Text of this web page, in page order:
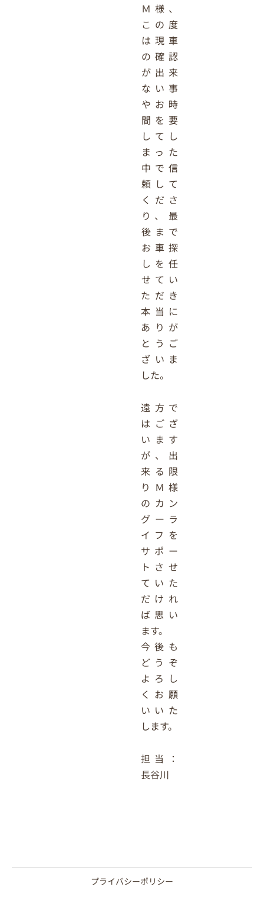
Ｍ様、
この度
は現車
の確認
が出来
ない事
やお時
間を要
してし
まった
中で信
頼して
くださ
り、最
後まで
お車探
しを任
せてい
ただき
本当に
ありが
とうご
ざいま
した。
遠方で
はござ
います
が、出
来る限
りＭ様
のカン
グーラ
イフを
サポー
トさせ
ていた
だけれ
ば思い
ます。
今後も
どうぞ
よろし
くお願
いいた
します。
担当：
長谷川
プライバシーポリシー